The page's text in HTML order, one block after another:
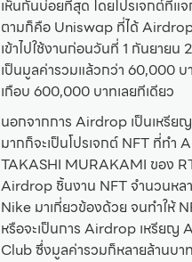
เห็นกันบ่อยที่สุด โดยโปรเจกต์ที่แ
ตามก็คือ Uniswap ที่ได้
เข้าไปใช้งานก่อนวันที่ 1 กันยาย
เป็นมูลค่ารวมแล้วกว่า 60,000
เกือบ 600,000 บาทเลยทีเดียว
นอกจากการ Airdrop เป็นเหรีย
มากก็จะเป็นโปรเจกต์ NFT ที่ท
TAKASHI MURAKAMI ของ
Airdrop ชิ้นงาน NFT จำนวนหล
Nike มาเกี่ยวข้องด้วย จนทำให้
หรือจะเป็นการ Airdrop เหรียญ
Club ซึ่งมูลค่ารวมก็หลายล้านบา